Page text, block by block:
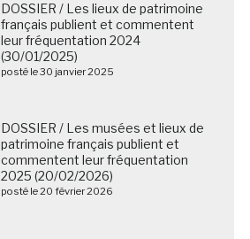
DOSSIER / Les lieux de patrimoine
français publient et commentent
leur fréquentation 2024
(30/01/2025)
posté le 30 janvier 2025
DOSSIER / Les musées et lieux de
patrimoine français publient et
commentent leur fréquentation
2025 (20/02/2026)
posté le 20 février 2026